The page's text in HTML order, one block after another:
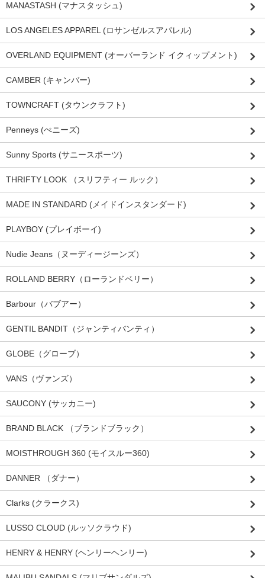
MANASTASH (マナスタッシュ)
LOS ANGELES APPAREL (ロサンゼルスアパレル)
OVERLAND EQUIPMENT (オーバーランド イクィップメント)
CAMBER (キャンバー)
TOWNCRAFT (タウンクラフト)
Penneys (ぺニーズ)
Sunny Sports (サニースポーツ)
THRIFTY LOOK （スリフティー ルック）
MADE IN STANDARD (メイドインスタンダード)
PLAYBOY (プレイボーイ)
Nudie Jeans（ヌーディージーンズ）
ROLLAND BERRY（ローランドベリー）
Barbour（バブアー）
GENTIL BANDIT（ジャンティバンティ）
GLOBE（グローブ）
VANS（ヴァンズ）
SAUCONY (サッカニー)
BRAND BLACK （ブランドブラック）
MOISTHROUGH 360 (モイスルー360)
DANNER （ダナー）
Clarks (クラークス)
LUSSO CLOUD (ルッソクラウド)
HENRY & HENRY (ヘンリーヘンリー)